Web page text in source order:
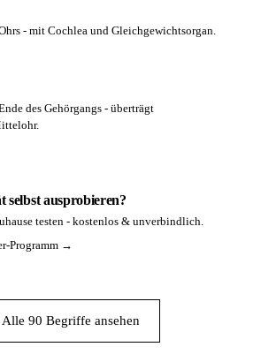
- mit Cochlea und Gleichgewichtsorgan.
des Gehörgangs - überträgt
selbst ausprobieren?
testen - kostenlos & unverbindlich.
Programm →
90 Begriffe ansehen